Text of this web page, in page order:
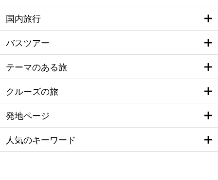
国内旅行
バスツアー
テーマのある旅
クルーズの旅
発地ページ
人気のキーワード